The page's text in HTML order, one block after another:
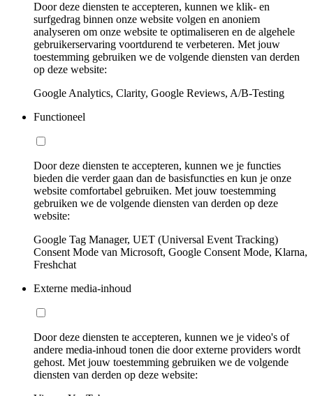
Door deze diensten te accepteren, kunnen we klik- en
surfgedrag binnen onze website volgen en anoniem
analyseren om onze website te optimaliseren en de algehele
gebruikerservaring voortdurend te verbeteren. Met jouw
toestemming gebruiken we de volgende diensten van derden
op deze website:
Google Analytics, Clarity, Google Reviews, A/B-Testing
Functioneel
Door deze diensten te accepteren, kunnen we je functies
bieden die verder gaan dan de basisfuncties en kun je onze
website comfortabel gebruiken. Met jouw toestemming
gebruiken we de volgende diensten van derden op deze
website:
Google Tag Manager, UET (Universal Event Tracking)
Consent Mode van Microsoft, Google Consent Mode, Klarna,
Freshchat
Externe media-inhoud
Door deze diensten te accepteren, kunnen we je video's of
andere media-inhoud tonen die door externe providers wordt
gehost. Met jouw toestemming gebruiken we de volgende
diensten van derden op deze website: